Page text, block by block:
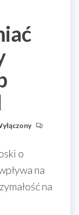
o
na
na